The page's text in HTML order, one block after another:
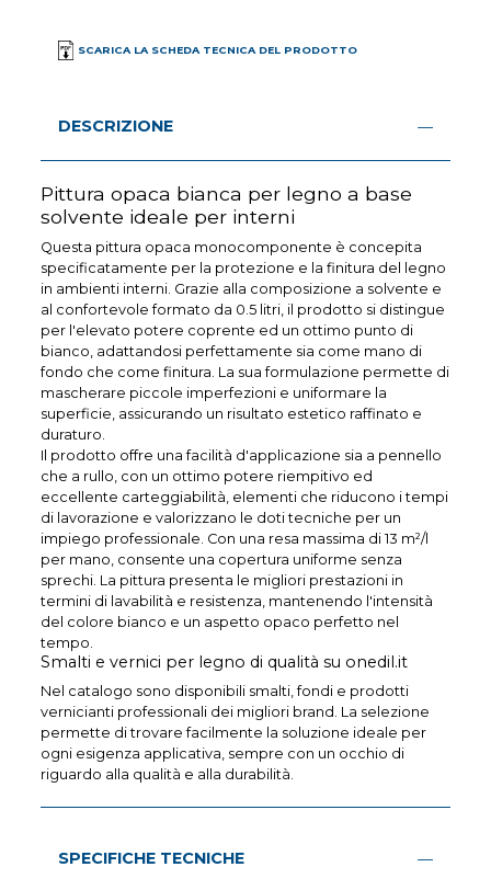
SCARICA LA SCHEDA TECNICA DEL PRODOTTO
DESCRIZIONE
Pittura opaca bianca per legno a base
solvente ideale per interni
Questa pittura opaca monocomponente è concepita
specificatamente per la protezione e la finitura del legno
in ambienti interni. Grazie alla composizione a solvente e
al confortevole formato da 0.5 litri, il prodotto si distingue
per l'elevato potere coprente ed un ottimo punto di
bianco, adattandosi perfettamente sia come mano di
fondo che come finitura. La sua formulazione permette di
mascherare piccole imperfezioni e uniformare la
superficie, assicurando un risultato estetico raffinato e
duraturo.
Il prodotto offre una facilità d'applicazione sia a pennello
che a rullo, con un ottimo potere riempitivo ed
eccellente carteggiabilità, elementi che riducono i tempi
di lavorazione e valorizzano le doti tecniche per un
impiego professionale. Con una resa massima di 13 m²/l
per mano, consente una copertura uniforme senza
sprechi. La pittura presenta le migliori prestazioni in
termini di lavabilità e resistenza, mantenendo l'intensità
del colore bianco e un aspetto opaco perfetto nel
tempo.
Smalti e vernici per legno di qualità su onedil.it
Nel catalogo sono disponibili smalti, fondi e prodotti
vernicianti professionali dei migliori brand. La selezione
permette di trovare facilmente la soluzione ideale per
ogni esigenza applicativa, sempre con un occhio di
riguardo alla qualità e alla durabilità.
SPECIFICHE TECNICHE